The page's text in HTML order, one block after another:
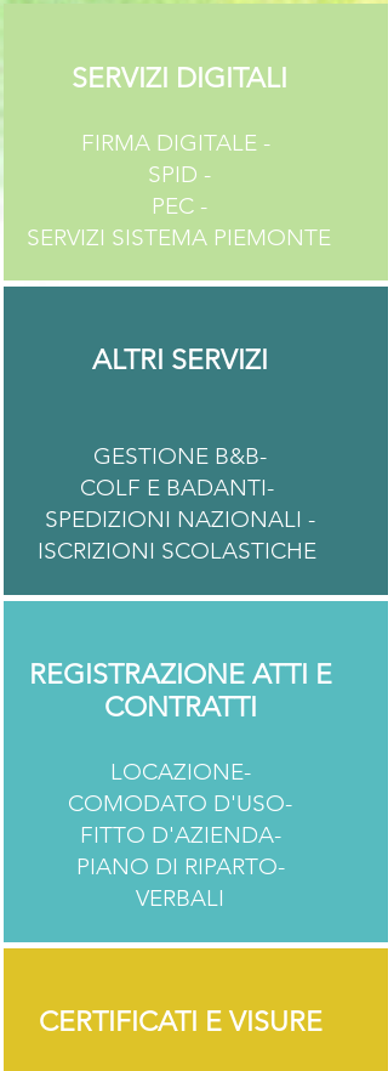
SERVIZI DIGITALI
FIRMA DIGITALE -
SPID -
PEC -
SERVIZI SISTEMA PIEMONTE
ALTRI SERVIZI
GESTIONE B&B-
COLF E BADANTI-
SPEDIZIONI NAZIONALI -
ISCRIZIONI SCOLASTICHE
REGISTRAZIONE ATTI E
CONTRATTI
LOCAZIONE-
COMODATO D'USO-
FITTO D'AZIENDA-
PIANO DI RIPARTO-
VERBALI
CERTIFICATI E VISURE